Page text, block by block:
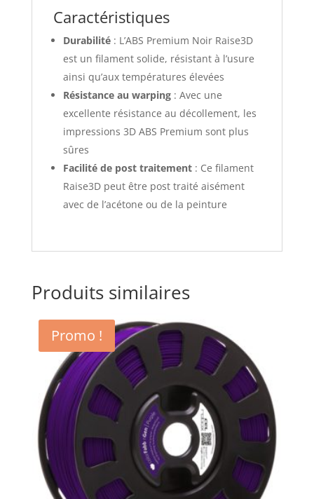
Caractéristiques
Durabilité: L’ABS Premium Noir Raise3D
est un filament solide, résistant à l’usure
ainsi qu’aux températures élevées
Résistance au warping: Avec une
excellente résistance au décollement, les
impressions 3D ABS Premium sont plus
sûres
Facilité de post traitement: Ce filament
Raise3D peut être post traité aisément
avec de l’acétone ou de la peinture
Produits similaires
Promo !